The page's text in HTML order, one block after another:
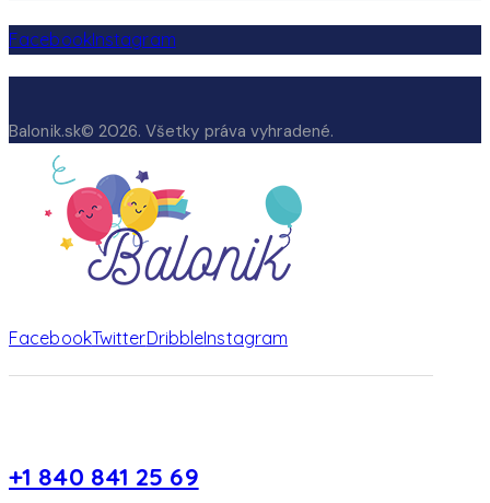
FacebookInstagram
Balonik.sk© 2026. Všetky práva vyhradené.
FacebookTwitterDribbleInstagram
+1 840 841 25 69